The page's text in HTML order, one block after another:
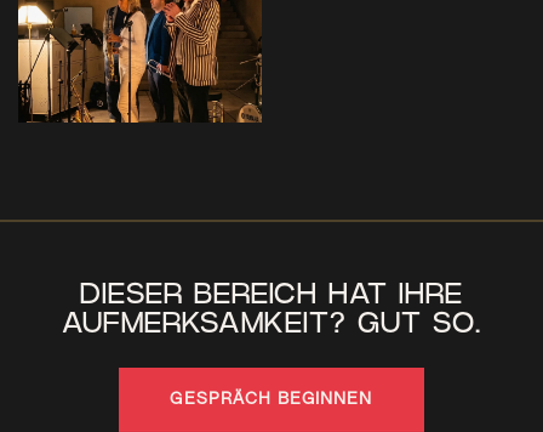
DIESER BEREICH HAT IHRE
AUFMERKSAMKEIT? GUT SO.
GESPRÄCH BEGINNEN